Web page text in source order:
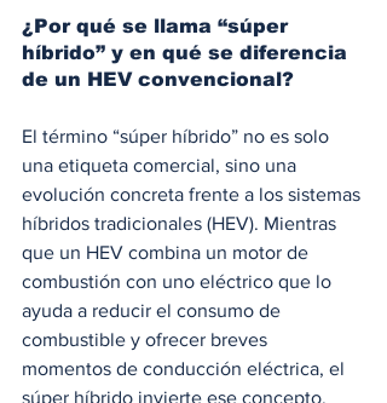
¿Por qué se llama “súper
híbrido” y en qué se diferencia
de un HEV convencional?
El término “súper híbrido” no es solo
una etiqueta comercial, sino una
evolución concreta frente a los sistemas
híbridos tradicionales (HEV). Mientras
que un HEV combina un motor de
combustión con uno eléctrico que lo
ayuda a reducir el consumo de
combustible y ofrecer breves
momentos de conducción eléctrica, el
súper híbrido invierte ese concepto.